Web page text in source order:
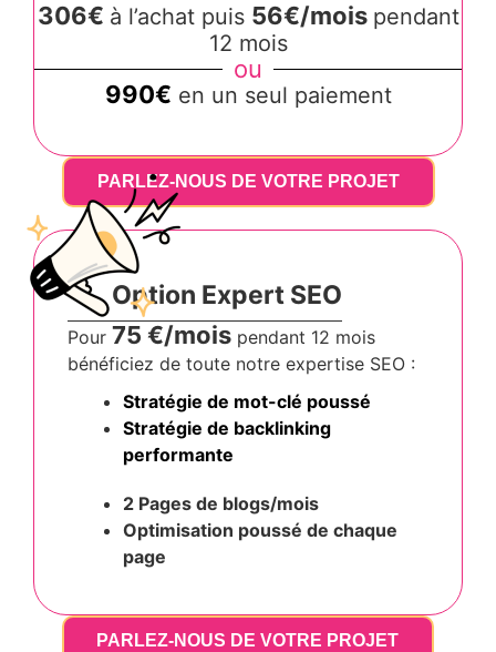
306€ à l’achat puis 56€/mois pendant
12 mois
ou
990€ en un seul paiement
PARLEZ-NOUS DE VOTRE PROJET
Option Expert SEO
Pour 75 €/mois pendant 12 mois
bénéficiez de toute notre expertise SEO :
Stratégie de mot-clé poussé
Stratégie de backlinking
performante
2 Pages de blogs/mois
Optimisation poussé de chaque
page
PARLEZ-NOUS DE VOTRE PROJET